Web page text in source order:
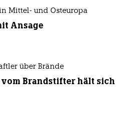
Mittel- und Osteuropa
Ansage
über Brände
vom Brandstifter hält sich